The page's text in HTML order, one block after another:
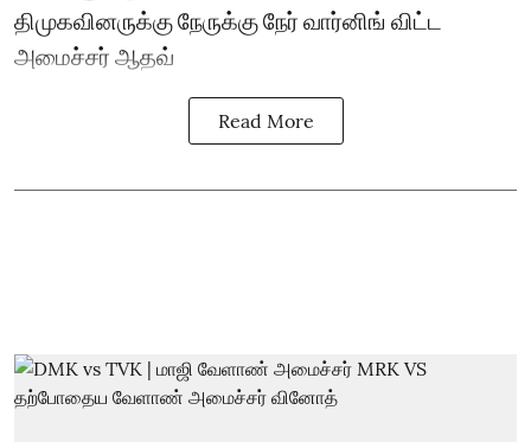
திமுகவினருக்கு நேருக்கு நேர் வார்னிங் விட்ட
அமைச்சர் ஆதவ்
Read More